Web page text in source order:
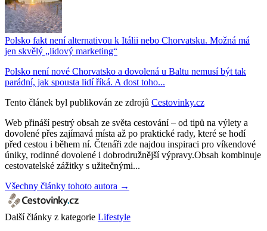
Polsko fakt není alternativou k Itálii nebo Chorvatsku. Možná má
jen skvělý „lidový marketing“
Polsko není nové Chorvatsko a dovolená u Baltu nemusí být tak
parádní, jak spousta lidí říká. A dost toho...
Tento článek byl publikován ze zdrojů Cestovinky.cz
Web přináší pestrý obsah ze světa cestování – od tipů na výlety a
dovolené přes zajímavá místa až po praktické rady, které se hodí
před cestou i během ní. Čtenáři zde najdou inspiraci pro víkendové
úniky, rodinné dovolené i dobrodružnější výpravy.Obsah kombinuje
cestovatelské zážitky s užitečnými...
Všechny články tohoto autora →
Další články z kategorie Lifestyle